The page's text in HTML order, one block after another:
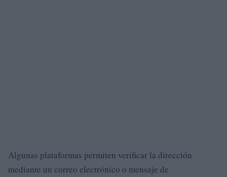
Algunas plataformas permiten verificar la dirección
mediante un correo electrónico o mensaje de